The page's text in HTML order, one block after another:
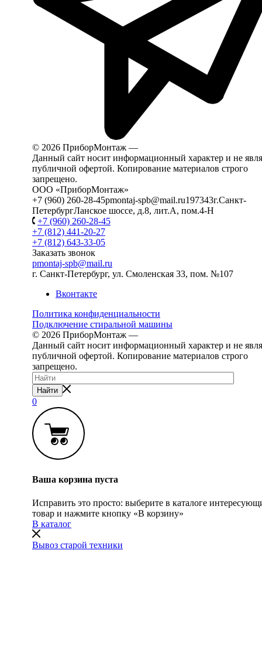
© 2026 ПриборМонтаж —
Данный сайт носит информационный характер и не
публичной офертой. Копирование материалов строго
запрещено.
ООО «ПриборМонтаж»
+7 (960) 260-28-45pmontaj-spb@mail.ru197343г.Санкт-
ПетербургЛанское шоссе, д.8, лит.А, пом.4-Н
+7 (960) 260-28-45
+7 (812) 441-20-27
+7 (812) 643-33-05
Заказать звонок
pmontaj-spb@mail.ru
г. Санкт-Петербург, ул. Смоленская 33, пом. №107
Вконтакте
Политика конфиденциальности
Подключение стиральной машины
© 2026 ПриборМонтаж —
Данный сайт носит информационный характер и не
публичной офертой. Копирование материалов строго
запрещено.
Найти
0
Ваша корзина пуста
Исправить это просто: выберите в каталоге
товар и нажмите кнопку «В корзину»
В каталог
Вывоз старой техники